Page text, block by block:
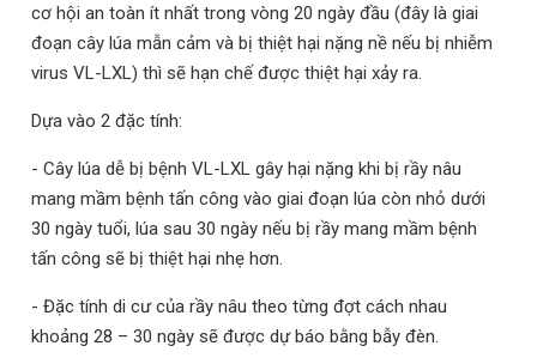
cơ hội an toàn ít nhất trong vòng 20 ngày đầu (đây là giai
đoạn cây lúa mẫn cảm và bị thiệt hại nặng nề nếu bị nhiễm
virus VL-LXL) thì sẽ hạn chế được thiệt hại xảy ra.
Dựa vào 2 đặc tính:
- Cây lúa dễ bị bệnh VL-LXL gây hại nặng khi bị rầy nâu
mang mầm bệnh tấn công vào giai đoạn lúa còn nhỏ dưới
30 ngày tuổi, lúa sau 30 ngày nếu bị rầy mang mầm bệnh
tấn công sẽ bị thiệt hại nhẹ hơn.
- Đặc tính di cư của rầy nâu theo từng đợt cách nhau
khoảng 28 – 30 ngày sẽ được dự báo bằng bẫy đèn.